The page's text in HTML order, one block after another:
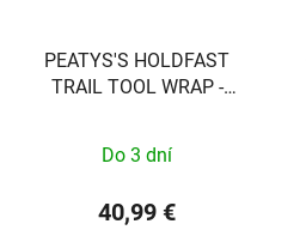
PEATYS'S HOLDFAST
TRAIL TOOL WRAP -
Do 3 dní
40,99 €